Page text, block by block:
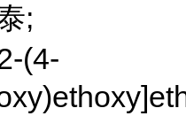
;
(4-